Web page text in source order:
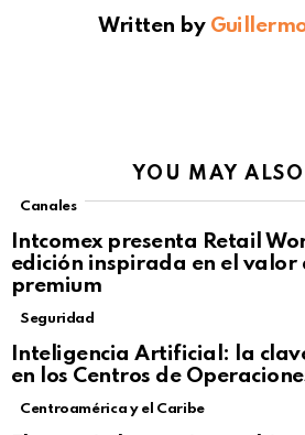
Written by
YOU MAY
Canales
Intcomex presenta Retail
edición inspirada en el valor
premium
Seguridad
Inteligencia Artificial: la
en los Centros de
Centroamérica y el Caribe